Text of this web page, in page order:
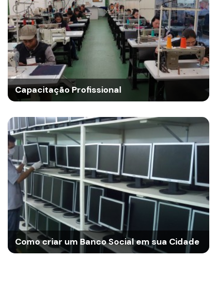
Capacitação Profissional
Como criar um Banco Social em sua Cidade